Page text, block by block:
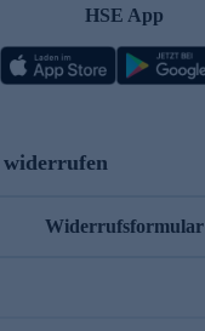
HSE App
widerrufen
Widerrufsformular